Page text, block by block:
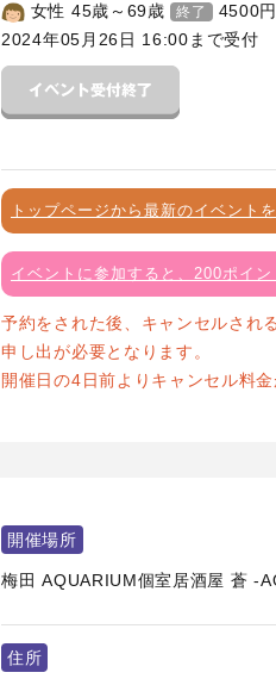
女性 45歳～69歳 終了 4500円
2024年05月26日 16:00まで受付
トップページから最新のイベント
イベントに参加すると、200ポイ
予約をされた後、キャンセルされ
申し出が必要となります。
開催日の4日前よりキャンセル料
開催場所
梅田 AQUARIUM個室居酒屋 蒼 -
住所